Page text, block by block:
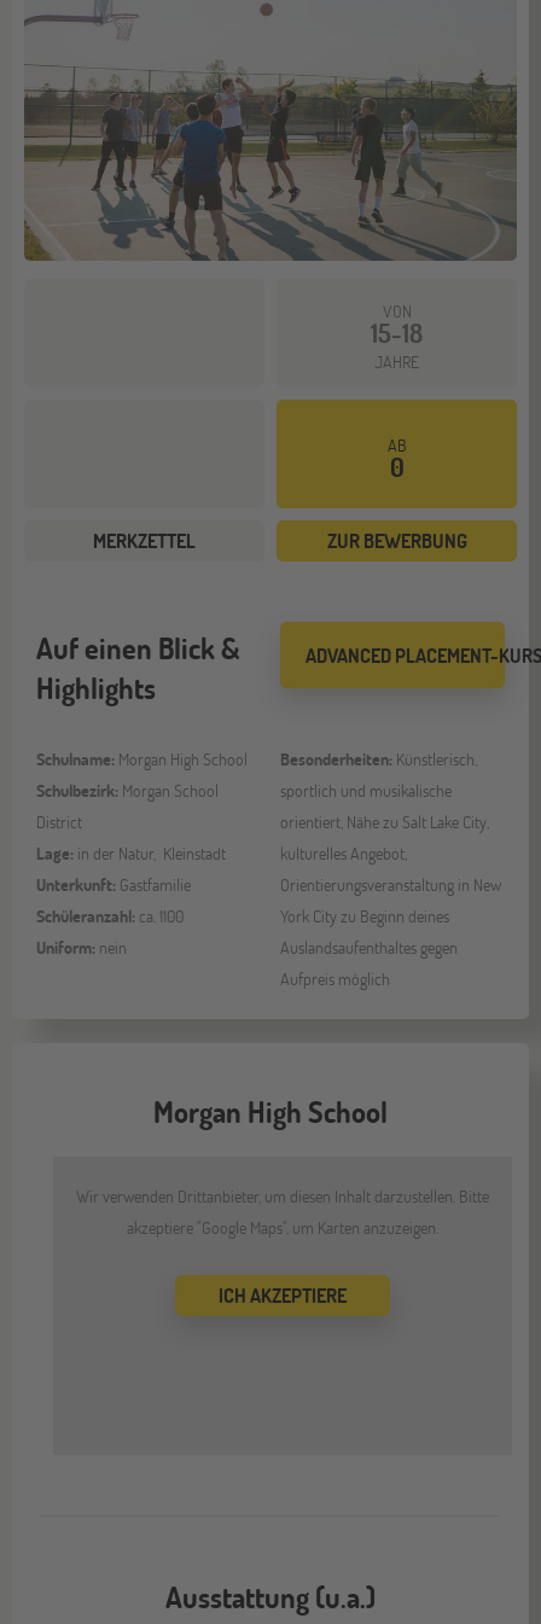
VON
15-18
JAHRE
AB
0
MERKZETTEL ZUR BEWERBUNG
ADVANCED PLACEMENT-
Auf einen Blick &
Highlights
Schulname: Morgan High School
Schulbezirk: Morgan School
District
Lage: in der Natur, Kleinstadt
Unterkunft: Gastfamilie
Schüleranzahl: ca. 1100
Uniform: nein
Besonderheiten: Künstlerisch,
sportlich und musikalische
orientiert, Nähe zu Salt Lake City,
kulturelles Angebot,
Orientierungsveranstaltung in New
York City zu Beginn deines
Auslandsaufenthaltes gegen
Aufpreis möglich
Morgan High School
Wir verwenden Drittanbieter, um diesen Inhalt darzustellen. Bitte
akzeptiere "Google Maps", um Karten anzuzeigen.
ICH AKZEPTIERE
Ausstattung (u.a.)